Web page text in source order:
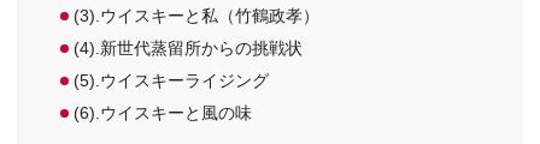
(3).ウイスキーと私（竹鶴政孝）
(4).新世代蒸留所からの挑戦状
(5).ウイスキーライジング
(6).ウイスキーと風の味